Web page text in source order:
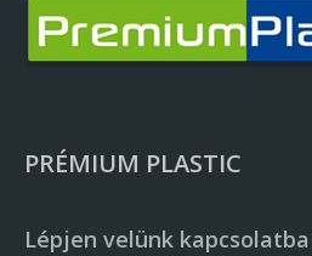
PRÉMIUM PLASTIC
Lépjen velünk